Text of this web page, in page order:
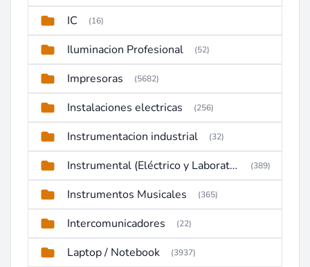
IC (16)
Iluminacion Profesional (52)
Impresoras (5682)
Instalaciones electricas (256)
Instrumentacion industrial (32)
Instrumental (Eléctrico y Laboratorio) (389)
Instrumentos Musicales (365)
Intercomunicadores (22)
Laptop / Notebook (3937)